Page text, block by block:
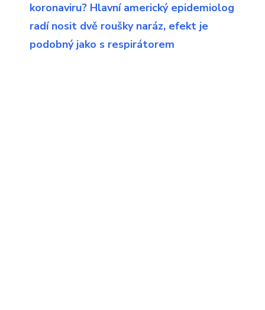
koronaviru? Hlavní americký epidemiolog
radí nosit dvě roušky naráz, efekt je
podobný jako s respirátorem